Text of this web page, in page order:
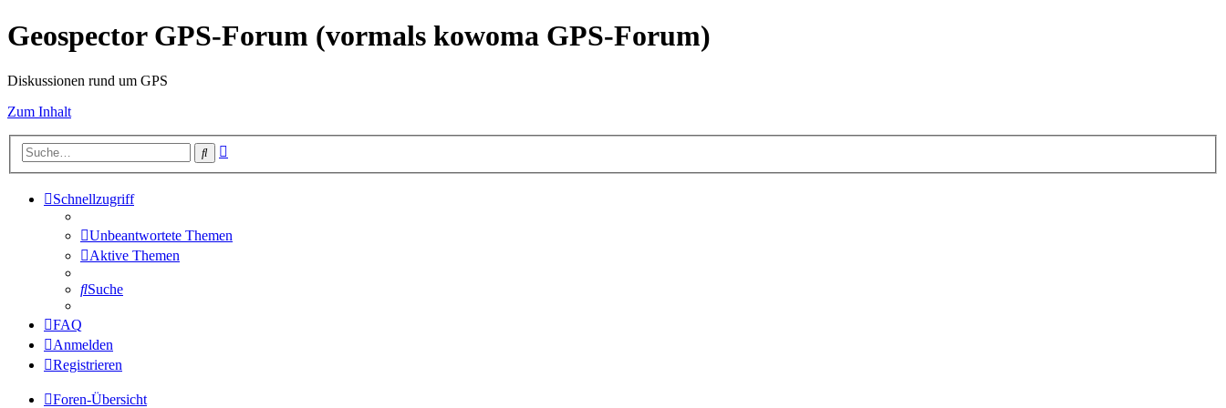
Geospector GPS-Forum (vormals kowoma GPS-Forum)
Diskussionen rund um GPS
Zum Inhalt
Suche
Schnellzugriff
Unbeantwortete Themen
Aktive Themen
Suche
FAQ
Anmelden
Registrieren
Foren-Übersicht